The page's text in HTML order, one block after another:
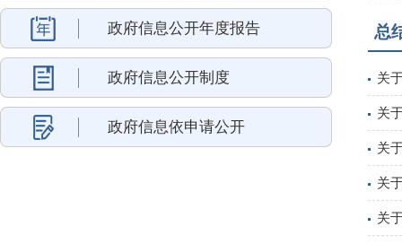
政府信息公开年度报告
政府信息公开制度
政府信息依申请公开
总
关
关
关
关
关